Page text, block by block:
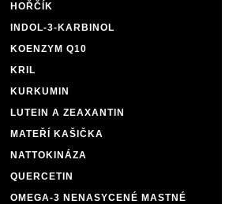
HOŘČÍK
INDOL-3-KARBINOL
KOENZYM Q10
KRIL
KURKUMIN
LUTEIN A ZEAXANTIN
MATEŘÍ KAŠIČKA
NATTOKINÁZA
QUERCETIN
OMEGA-3 NENASYCENÉ MASTNÉ